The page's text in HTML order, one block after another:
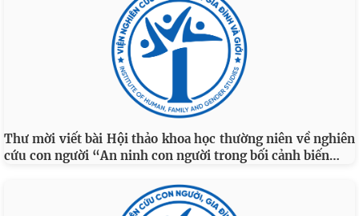
Thư mời viết bài Hội thảo khoa học thường niên về nghiên
cứu con người “An ninh con người trong bối cảnh biến…